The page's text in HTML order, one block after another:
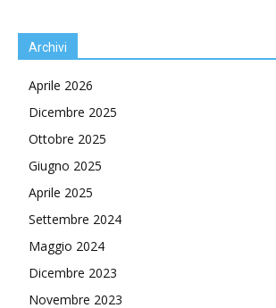
Archivi
Aprile 2026
Dicembre 2025
Ottobre 2025
Giugno 2025
Aprile 2025
Settembre 2024
Maggio 2024
Dicembre 2023
Novembre 2023